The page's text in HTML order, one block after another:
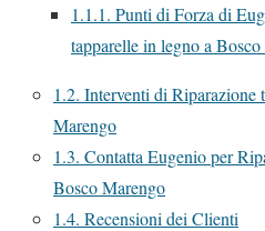
1.1.1. Punti di Forza di
tapparelle in legno a
1.2. Interventi di Riparazione
Marengo
1.3. Contatta Eugenio per
Bosco Marengo
1.4. Recensioni dei Clienti